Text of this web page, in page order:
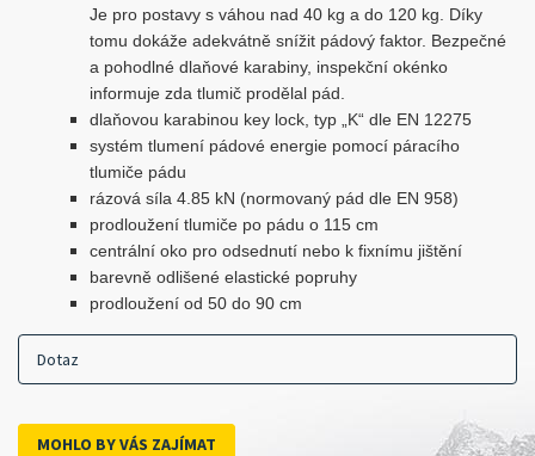
Je pro postavy s váhou nad 40 kg a do 120 kg. Díky
tomu dokáže adekvátně snížit pádový faktor. Bezpečné
a pohodlné dlaňové karabiny, inspekční okénko
informuje zda tlumič prodělal pád.
dlaňovou karabinou key lock, typ „K“ dle EN 12275
systém tlumení pádové energie pomocí páracího
tlumiče pádu
rázová síla 4.85 kN (normovaný pád dle EN 958)
prodloužení tlumiče po pádu o 115 cm
centrální oko pro odsednutí nebo k fixnímu jištění
barevně odlišené elastické popruhy
prodloužení od 50 do 90 cm
Dotaz
MOHLO BY VÁS ZAJÍMAT